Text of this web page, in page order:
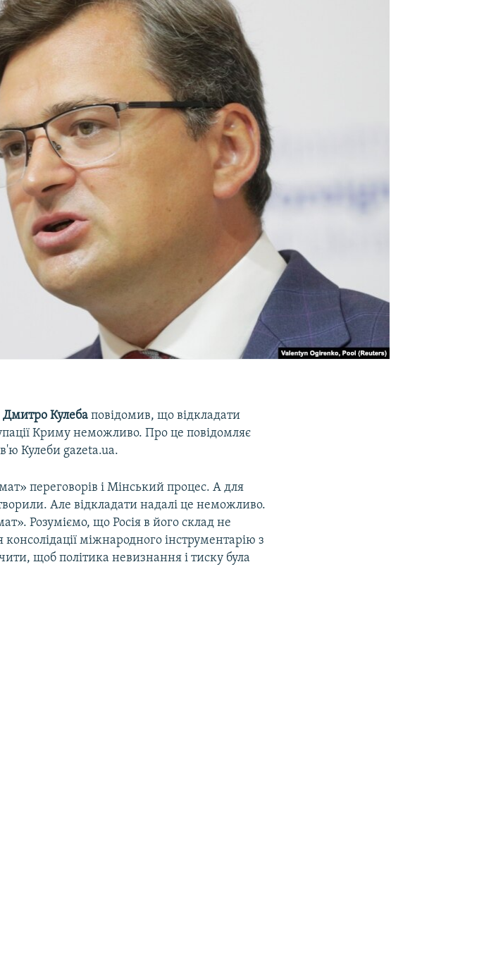
Дмитро Кулеба повідомив, що відкладати
Криму неможливо. Про це повідомляє
Кулеби gazeta.ua.
переговорів і Мінський процес. А для
Але відкладати надалі це неможливо.
Розуміємо, що Росія в його склад не
міжнародного інструментарію з
щоб політика невизнання і тиску була